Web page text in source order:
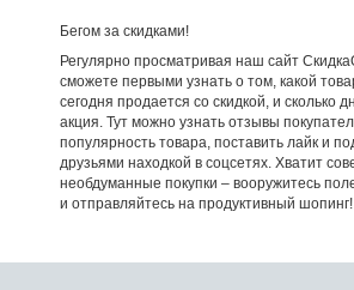
Бегом за скидками!
Регулярно просматривая наш сайт
сможете первыми узнать о том, какой
сегодня продается со скидкой, и сколько
акция. Тут можно узнать отзывы
популярность товара, поставить лайк и
друзьями находкой в соцсетях. Хватит
необдуманные покупки – вооружитесь
и отправляйтесь на продуктивный шопинг!